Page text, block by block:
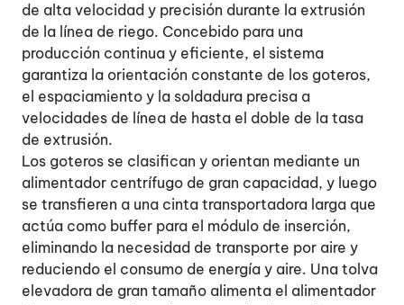
de alta velocidad y precisión durante la extrusión
de la línea de riego. Concebido para una
producción continua y eficiente, el sistema
garantiza la orientación constante de los goteros,
el espaciamiento y la soldadura precisa a
velocidades de línea de hasta el doble de la tasa
de extrusión.
Los goteros se clasifican y orientan mediante un
alimentador centrífugo de gran capacidad, y luego
se transfieren a una cinta transportadora larga que
actúa como buffer para el módulo de inserción,
eliminando la necesidad de transporte por aire y
reduciendo el consumo de energía y aire. Una tolva
elevadora de gran tamaño alimenta el alimentador